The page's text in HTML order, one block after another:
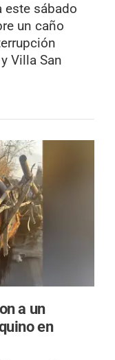
este sábado
un caño
Villa San
a un
en